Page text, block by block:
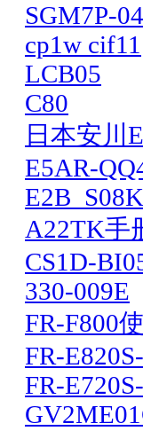
SGM7P-
cp1w cif11
LCB05
C80
日本安川
E5AR-
A22TK手
CS1D-
330-009E
FR-F800
FR-
FR-